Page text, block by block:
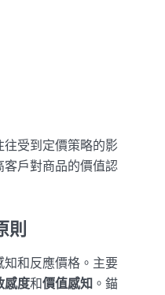
受到定價策略的影
戶對商品的價值認
則
和反應價格。主要
感度和價值感知 。錨